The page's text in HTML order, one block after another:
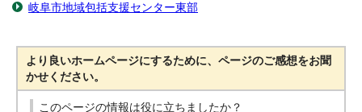
岐阜市地域包括支援センター東部
より良いホームページにするために、ページのご感想をお聞
かせください。
このページの情報は役に立ちましたか？